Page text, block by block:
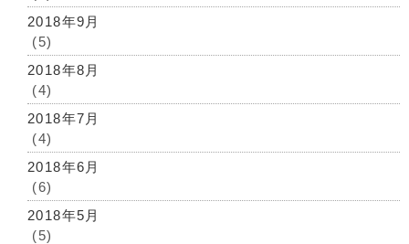
2018年9月
(5)
2018年8月
(4)
2018年7月
(4)
2018年6月
(6)
2018年5月
(5)